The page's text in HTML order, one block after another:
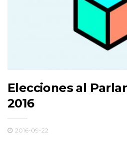
Elecciones al
2016
2016-09-22